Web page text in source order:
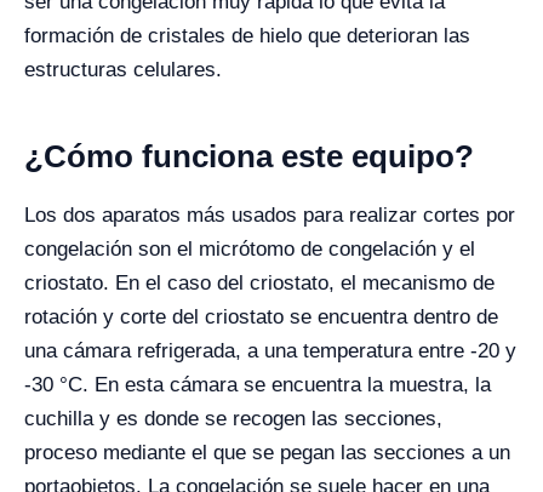
formación de cristales de hielo que deterioran las
estructuras celulares.
¿Cómo funciona este equipo?
Los dos aparatos más usados para realizar cortes por
congelación son el micrótomo de congelación y el
criostato. En el caso del criostato, el mecanismo de
rotación y corte del criostato se encuentra dentro de
una cámara refrigerada, a una temperatura entre -20 y
-30 °C. En esta cámara se encuentra la muestra, la
cuchilla y es donde se recogen las secciones,
proceso mediante el que se pegan las secciones a un
portaobjetos. La congelación se suele hacer en una